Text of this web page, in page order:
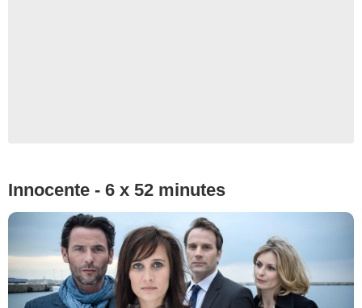
Innocente - 6 x 52 minutes